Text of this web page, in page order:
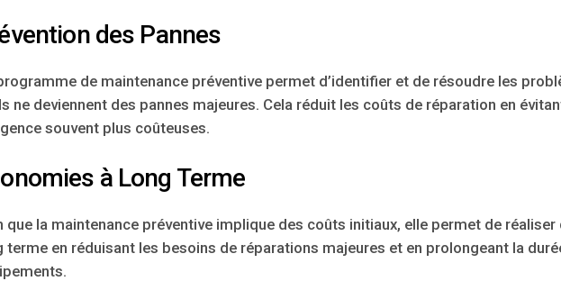
des Pannes
de maintenance préventive permet d’identifier et de résoudre les
ne deviennent des pannes majeures. Cela réduit les coûts de réparation en
souvent plus coûteuses.
à Long Terme
que la maintenance préventive implique des coûts initiaux, elle permet de
terme en réduisant les besoins de réparations majeures et en prolongeant la